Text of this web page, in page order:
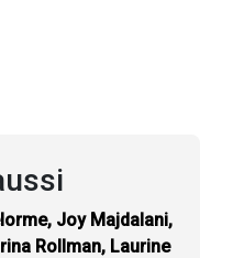
Joy Majdalani,
Rollman, Laurine